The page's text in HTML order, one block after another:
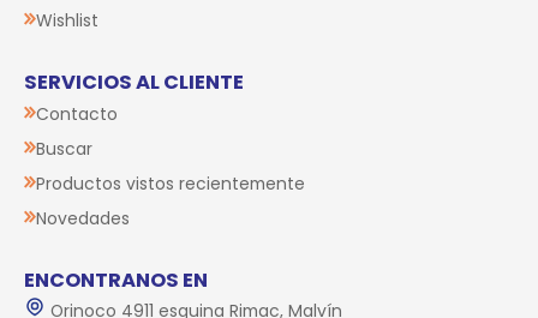
Wishlist
SERVICIOS AL CLIENTE
Contacto
Buscar
Productos vistos recientemente
Novedades
ENCONTRANOS EN
Orinoco 4911 esquina Rimac, Malvín